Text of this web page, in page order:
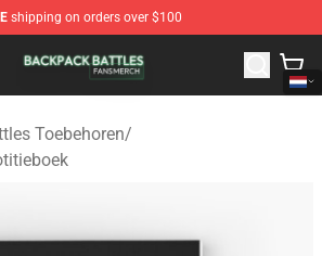
shipping on orders over $100
Shop - Official Backpack Battles
Toebehoren/